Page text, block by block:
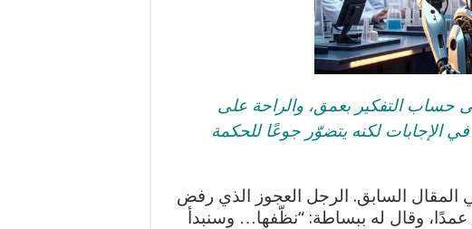
حساب التفكير بعمق، والراحة على
الإجابات لكنه يتضوّر جوعًا للحكمة
المقال السابق. الرجل العجوز الذي رفض
وقال له ببساطة: “نظّفها… وسنبدأ